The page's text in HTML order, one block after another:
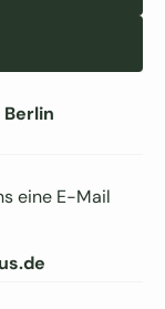
eine E-Mail